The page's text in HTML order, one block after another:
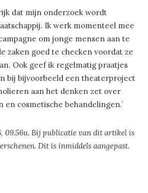
dat mijn onderzoek wordt
Ik werk momenteel mee
om jonge mensen aan te
zaken goed te checken voordat ze
Ook geef ik regelmatig praatjes
bij bijvoorbeeld een theaterproject
aan het denken zet over
en cosmetische behandelingen.’
09.56u. Bij publicatie van dit artikel is
Dit is inmiddels aangepast.